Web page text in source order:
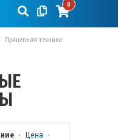
0
Прицепная техника
· Цена ·